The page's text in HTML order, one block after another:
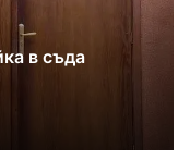
в съда